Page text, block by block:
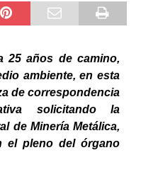
25 años de camino,
ambiente, en esta
de correspondencia
solicitando la
de Minería Metálica,
el pleno del órgano